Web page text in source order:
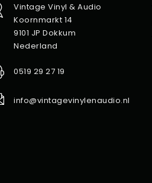
Vintage Vinyl & Audio
Koornmarkt 14
9101 JP Dokkum
Nederland
0519 29 27 19
info@vintagevinylenaudio.nl